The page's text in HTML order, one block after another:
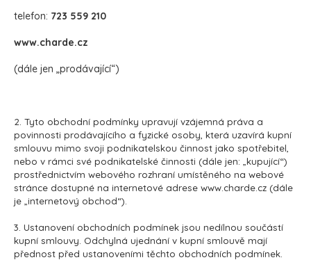
telefon: 723 559 210
www.charde.cz
(dále jen „prodávající“)
2. Tyto obchodní podmínky upravují vzájemná práva a
povinnosti prodávajícího a fyzické osoby, která uzavírá kupní
smlouvu mimo svoji podnikatelskou činnost jako spotřebitel,
nebo v rámci své podnikatelské činnosti (dále jen: „kupující“)
prostřednictvím webového rozhraní umístěného na webové
stránce dostupné na internetové adrese www.charde.cz (dále
je „internetový obchod“).
3. Ustanovení obchodních podmínek jsou nedílnou součástí
kupní smlouvy. Odchylná ujednání v kupní smlouvě mají
přednost před ustanoveními těchto obchodních podmínek.